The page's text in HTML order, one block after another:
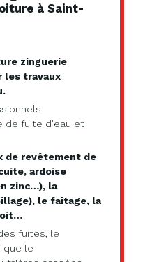
à Saint-
zinguerie
les travaux
de fuite d'eau et
de revêtement de
ardoise
zinc…), la
le faîtage, la
fuites, le
que le